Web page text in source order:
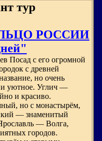
тур
РОССИИ
Посад с его огромной
с древней
но очень
и уютное. Углич —
и красиво.
но с монастырём,
— знаменитый
— Волга,
городов.